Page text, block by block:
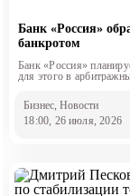
Банк «Россия»
банкротом
Банк «Россия»
для этого в
Бизнес , Новости
18:00, 26 июля, 2026